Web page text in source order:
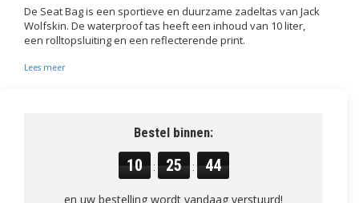
De Seat Bag is een sportieve en duurzame zadeltas van Jack
Wolfskin. De waterproof tas heeft een inhoud van 10 liter,
een rolltopsluiting en een reflecterende print.
Lees meer
Bestel binnen:
10 : 25 : 44
en uw bestelling wordt vandaag verstuurd!